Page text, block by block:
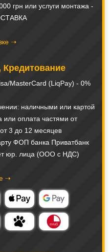
грн или услуги монтажа -
➝
Кредитование
MasterCard (LiqPay) - 0%
наличными или картой
или оплата частями от
3 до 12 месяцев
ФОП банка Приватбанк
юр. лица (ООО с НДС)
➝